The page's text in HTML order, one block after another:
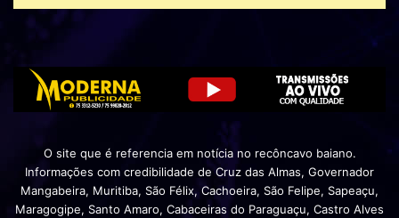
O site que é referencia em notícia no recôncavo baiano.
Informações com credibilidade de Cruz das Almas, Governador
Mangabeira, Muritiba, São Félix, Cachoeira, São Felipe, Sapeaçu,
Maragogipe, Santo Amaro, Cabaceiras do Paraguaçu, Castro Alves